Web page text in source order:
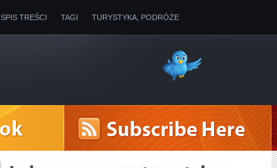
SPIS TREŚCI TAGI TURYSTYKA, PODRÓŻE